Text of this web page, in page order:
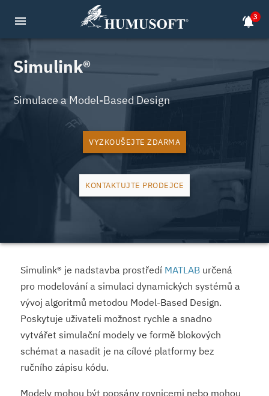
menu notifications_active3
Simulink®
Simulace a Model-Based Design
VYZKOUŠEJTE ZDARMA
KONTAKTUJTE PRODEJCE
Simulink® je nadstavba prostředí MATLAB určená
pro modelování a simulaci dynamických systémů a
vývoj algoritmů metodou Model-Based Design.
Poskytuje uživateli možnost rychle a snadno
vytvářet simulační modely ve formě blokových
schémat a nasadit je na cílové platformy bez
ručního zápisu kódu.
Modely mohou být popsány rovnicemi nebo mohou